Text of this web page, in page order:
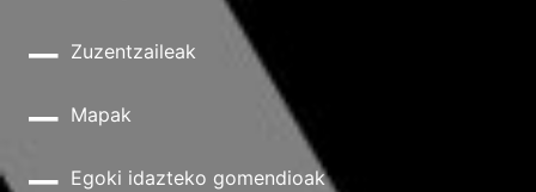
Zuzentzaileak
Mapak
Egoki idazteko gomendioak